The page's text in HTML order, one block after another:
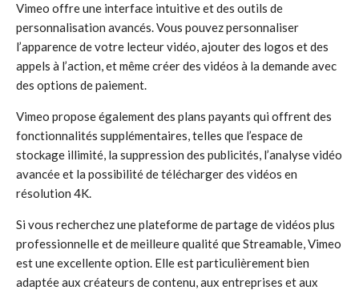
Vimeo offre une interface intuitive et des outils de
personnalisation avancés. Vous pouvez personnaliser
l’apparence de votre lecteur vidéo, ajouter des logos et des
appels à l’action, et même créer des vidéos à la demande avec
des options de paiement.
Vimeo propose également des plans payants qui offrent des
fonctionnalités supplémentaires, telles que l’espace de
stockage illimité, la suppression des publicités, l’analyse vidéo
avancée et la possibilité de télécharger des vidéos en
résolution 4K.
Si vous recherchez une plateforme de partage de vidéos plus
professionnelle et de meilleure qualité que Streamable, Vimeo
est une excellente option. Elle est particulièrement bien
adaptée aux créateurs de contenu, aux entreprises et aux